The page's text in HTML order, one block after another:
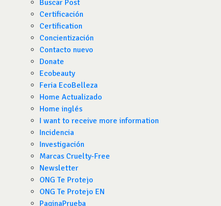
Buscar Post
Certificación
Certification
Concientización
Contacto nuevo
Donate
Ecobeauty
Feria EcoBelleza
Home Actualizado
Home inglés
I want to receive more information
Incidencia
Investigación
Marcas Cruelty-Free
Newsletter
ONG Te Protejo
ONG Te Protejo EN
PaginaPrueba